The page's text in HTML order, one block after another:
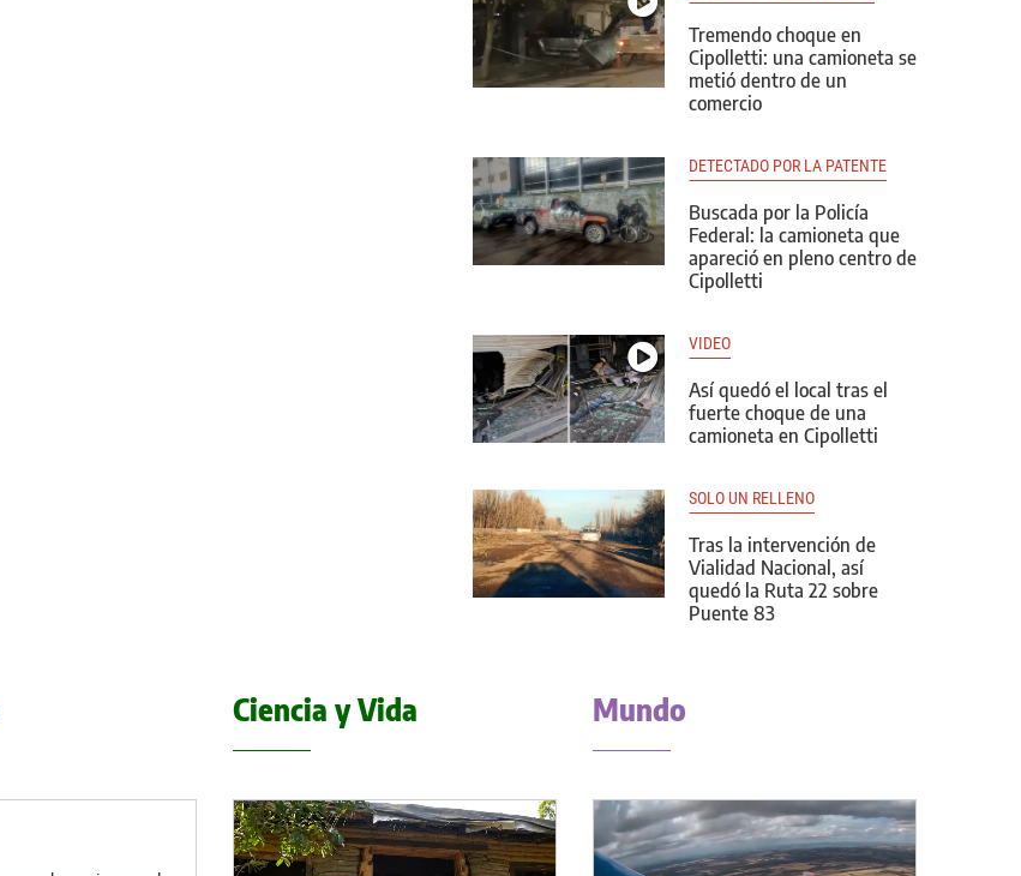
Tremendo choque en
Cipolletti: una camioneta se
metió dentro de un
comercio
DETECTADO POR LA PATENTE
Buscada por la Policía
Federal: la camioneta que
apareció en pleno centro de
Cipolletti
VIDEO
Así quedó el local tras el
fuerte choque de una
camioneta en Cipolletti
SOLO UN RELLENO
Tras la intervención de
Vialidad Nacional, así
quedó la Ruta 22 sobre
Puente 83
Ciencia y Vida Mundo